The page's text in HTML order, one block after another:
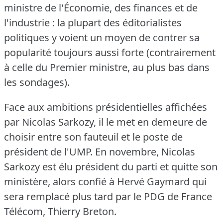
ministre de l'Économie, des finances et de
l'industrie : la plupart des éditorialistes
politiques y voient un moyen de contrer sa
popularité toujours aussi forte (contrairement
à celle du Premier ministre, au plus bas dans
les sondages).
Face aux ambitions présidentielles affichées
par Nicolas Sarkozy, il le met en demeure de
choisir entre son fauteuil et le poste de
président de l'UMP. En novembre, Nicolas
Sarkozy est élu président du parti et quitte son
ministère, alors confié à Hervé Gaymard qui
sera remplacé plus tard par le PDG de France
Télécom, Thierry Breton.